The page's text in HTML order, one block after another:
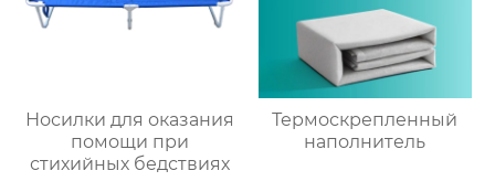
Носилки для оказания
помощи при
стихийных бедствиях
Термоскрепленный
наполнитель